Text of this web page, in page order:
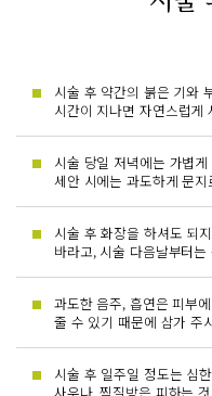
시술 후 약간의 붉은 기와
시간이 지나면 자연스럽게
시술 당일 저녁에는 가볍
세안 시에는 과도하게 문
시술 후 화장을 하셔도 되
바라고, 시술 다음날부터
과도한 음주, 흡연은 피부
줄 수 있기 때문에 삼가 주
시술 후 일주일 정도는 심